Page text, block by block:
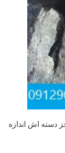
دسته اش اندازه